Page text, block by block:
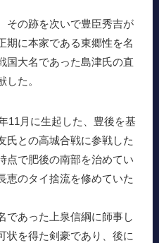
その跡を次いで豊臣秀吉が
期に本家である東郷性を名
国大名であった島津氏の直
した。
11月に生起した、豊後を基
氏との高城合戦に参戦した
点で肥後の南部を治めてい
恵のタイ捨流を修めていた
であった上泉信綱に師事し
状を得た剣豪であり、後に